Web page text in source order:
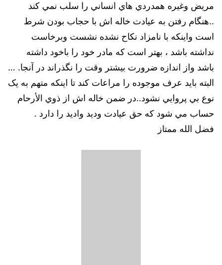
مريض وغيره همدردي هاي انساني را سلب نمي كند
..هنگام رفتن به عيادت خاله اش با حجاب بودن شرط
است واينكه با نامزاد نكاح نشده نشست وبرخاست
نداشته باشد ، بهتر است كه مادر خود را باخود داشته
باشد واز اندازه ضرورت بيشتر وقت را نگذراند در آنجا. …
البته بايد عرف موجوده را مراعات كند تا اينكه متهم به يک
نوع بي پروايي نشود..در ضمن خاله اش از ذوي الأرحام
حساب مي شود كه حق عيادت وديد واديد را دارد .
فضل الله ممتاز